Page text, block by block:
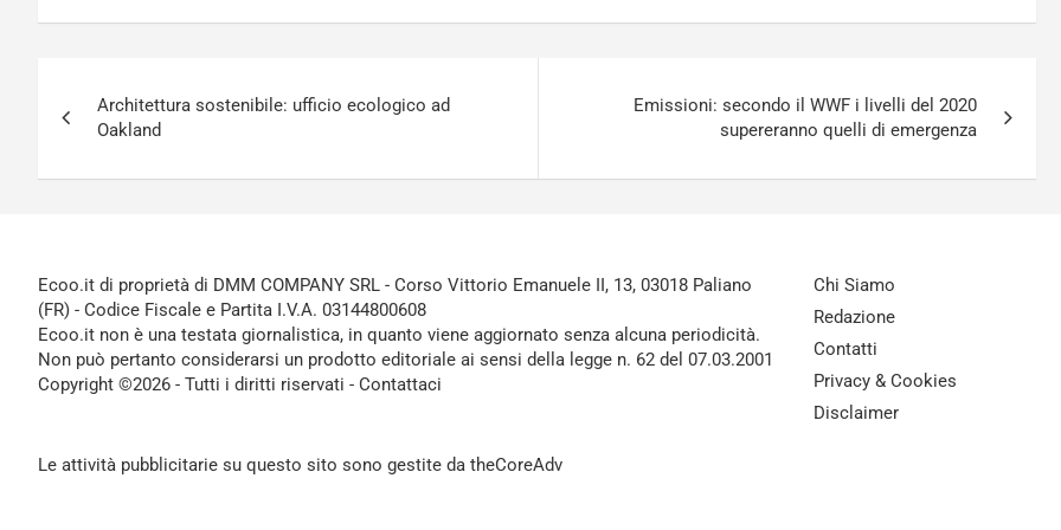
articoli
Architettura sostenibile: ufficio ecologico ad
Oakland
Emissioni: secondo il WWF i livelli del 2020
supereranno quelli di emergenza
Ecoo.it di proprietà di DMM COMPANY SRL - Corso Vittorio Emanuele II, 13, 03018 Paliano
(FR) - Codice Fiscale e Partita I.V.A. 03144800608
Ecoo.it non è una testata giornalistica, in quanto viene aggiornato senza alcuna periodicità.
Non può pertanto considerarsi un prodotto editoriale ai sensi della legge n. 62 del 07.03.2001
Copyright ©2026 - Tutti i diritti riservati - Contattaci
Le attività pubblicitarie su questo sito sono gestite da theCoreAdv
Chi Siamo
Redazione
Contatti
Privacy & Cookies
Disclaimer